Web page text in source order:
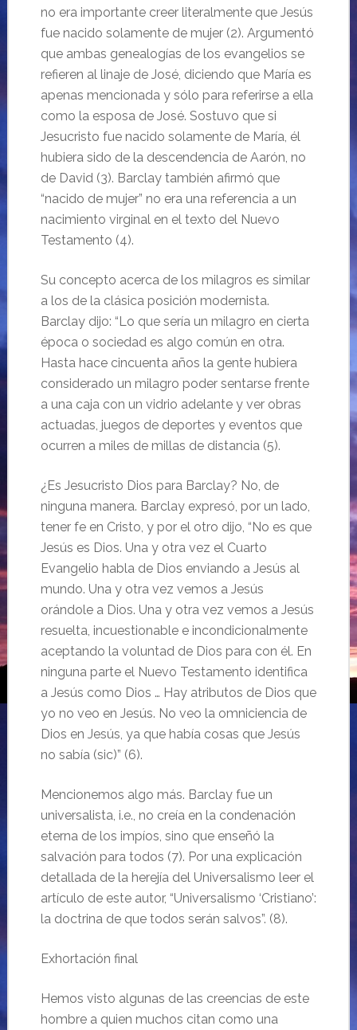
no era importante creer literalmente que Jesús
fue nacido solamente de mujer (2). Argumentó
que ambas genealogías de los evangelios se
refieren al linaje de José, diciendo que María es
apenas mencionada y sólo para referirse a ella
como la esposa de José. Sostuvo que si
Jesucristo fue nacido solamente de María, él
hubiera sido de la descendencia de Aarón, no
de David (3). Barclay también afirmó que
“nacido de mujer” no era una referencia a un
nacimiento virginal en el texto del Nuevo
Testamento (4).
Su concepto acerca de los milagros es similar
a los de la clásica posición modernista.
Barclay dijo: “Lo que sería un milagro en cierta
época o sociedad es algo común en otra.
Hasta hace cincuenta años la gente hubiera
considerado un milagro poder sentarse frente
a una caja con un vidrio adelante y ver obras
actuadas, juegos de deportes y eventos que
ocurren a miles de millas de distancia (5).
¿Es Jesucristo Dios para Barclay? No, de
ninguna manera. Barclay expresó, por un lado,
tener fe en Cristo, y por el otro dijo, “No es que
Jesús es Dios. Una y otra vez el Cuarto
Evangelio habla de Dios enviando a Jesús al
mundo. Una y otra vez vemos a Jesús
orándole a Dios. Una y otra vez vemos a Jesús
resuelta, incuestionable e incondicionalmente
aceptando la voluntad de Dios para con él. En
ninguna parte el Nuevo Testamento identifica
a Jesús como Dios … Hay atributos de Dios que
yo no veo en Jesús. No veo la omniciencia de
Dios en Jesús, ya que había cosas que Jesús
no sabía (sic)” (6).
Mencionemos algo más. Barclay fue un
universalista, i.e., no creía en la condenación
eterna de los impíos, sino que enseñó la
salvación para todos (7). Por una explicación
detallada de la herejía del Universalismo leer el
artículo de este autor, “Universalismo ‘Cristiano’:
la doctrina de que todos serán salvos”. (8).
Exhortación final
Hemos visto algunas de las creencias de este
hombre a quien muchos citan como una